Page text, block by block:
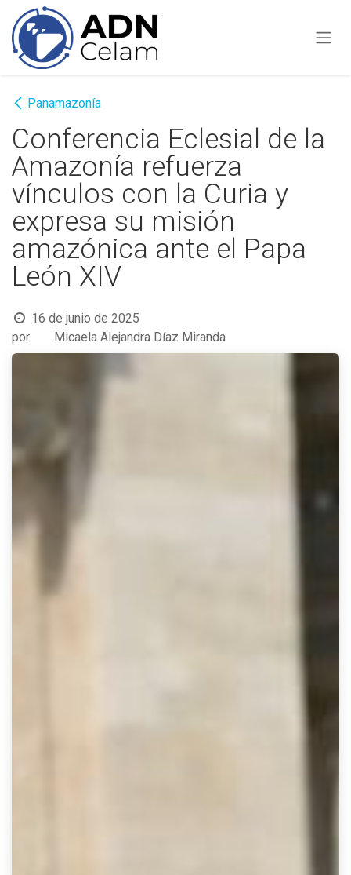
Ir al contenido
Panamazonía
Conferencia Eclesial de la
Amazonía refuerza
vínculos con la Curia y
expresa su misión
amazónica ante el Papa
León XIV
16 de junio de 2025
por
Micaela Alejandra Díaz Miranda